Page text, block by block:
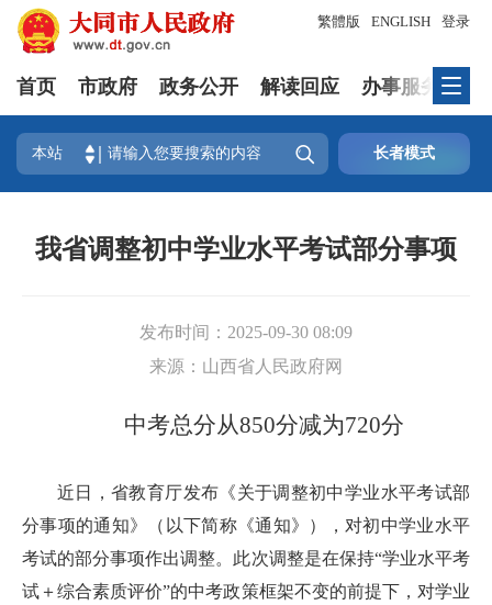
登录
繁體版 ENGLISH
首页 市政府 政务公开 解读回应 办事服务
本站  长者模式
我省调整初中学业水平考试部分事项
发布时间： 2025-09-30 08:09
来源： 山西省人民政府网
中考总分从850分减为720分
近日，省教育厅发布《关于调整初中学业水平考试部
分事项的通知》（以下简称《通知》），对初中学业水平
考试的部分事项作出调整。此次调整是在保持“学业水平考
试＋综合素质评价”的中考政策框架不变的前提下，对学业